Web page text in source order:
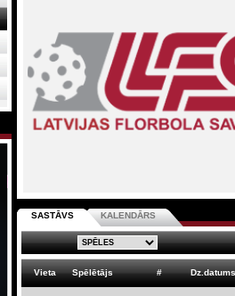
SASTĀVS KALENDĀRS
Vieta Spēlētājs # Dz.datums